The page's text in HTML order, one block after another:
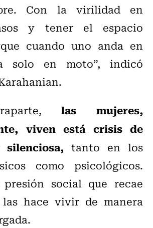
Con la virilidad en
y tener el espacio
cuando uno anda en
solo en moto”, indicó
las mujeres,
viven está crisis de
tanto en los
como psicológicos.
presión social que recae
hace vivir de manera